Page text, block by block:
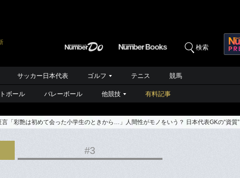
検索
サッカー日本代表 ゴルフ テニス 競馬
ボール バレーボール 他競技 有料記事
言「彩艶は初めて会った小学生のときから…」人間性がモノをいう？ 日本代表GKの“資質”
#3